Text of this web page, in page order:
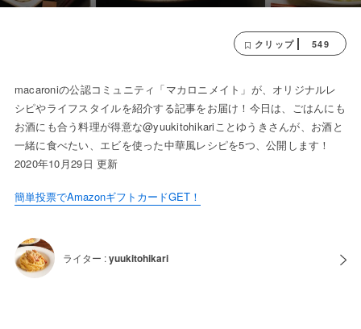
クリップ 549
macaroniの公認コミュニティ「マカロニメイト」が、オリジナルレ
シピやライフスタイルを紹介する記事をお届け！今日は、ごはんにも
お酒にも合う料理が得意な@yuukitohikariことゆうきさんが、お酒と
一緒に食べたい、エビを使った中華風レシピを5つ、公開します！
2020年10月29日 更新
簡単投票でAmazonギフトカードGET！
ライター :yuukitohikari